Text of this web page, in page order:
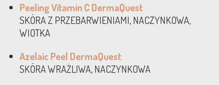
Peeling Vitamin C DermaQuest
SKÓRA Z PRZEBARWIENIAMI, NACZYNKOWA,
WIOTKA
Azelaic Peel DermaQuest
SKÓRA WRAŻLIWA, NACZYNKOWA